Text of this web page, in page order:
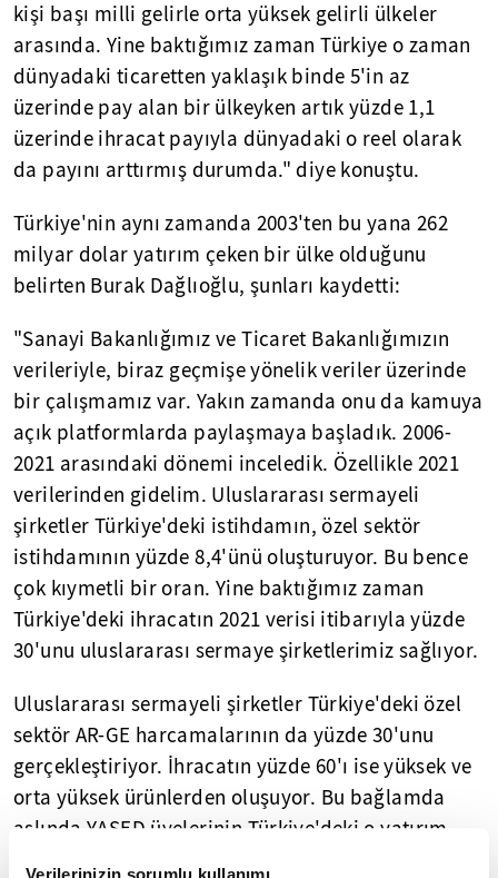
Verilerinizin sorumlu kullanımı
kişi başı milli gelirle orta yüksek gelirli ülkeler
arasında. Yine baktığımız zaman Türkiye o zaman
dünyadaki ticaretten yaklaşık binde 5'in az
üzerinde pay alan bir ülkeyken artık yüzde 1,1
üzerinde ihracat payıyla dünyadaki o reel olarak
da payını arttırmış durumda." diye konuştu.
Türkiye'nin aynı zamanda 2003'ten bu yana 262
milyar dolar yatırım çeken bir ülke olduğunu
belirten Burak Dağlıoğlu, şunları kaydetti:
"Sanayi Bakanlığımız ve Ticaret Bakanlığımızın
verileriyle, biraz geçmişe yönelik veriler üzerinde
bir çalışmamız var. Yakın zamanda onu da kamuya
açık platformlarda paylaşmaya başladık. 2006-
2021 arasındaki dönemi inceledik. Özellikle 2021
verilerinden gidelim. Uluslararası sermayeli
şirketler Türkiye'deki istihdamın, özel sektör
istihdamının yüzde 8,4'ünü oluşturuyor. Bu bence
çok kıymetli bir oran. Yine baktığımız zaman
Türkiye'deki ihracatın 2021 verisi itibarıyla yüzde
30'unu uluslararası sermaye şirketlerimiz sağlıyor.
Uluslararası sermayeli şirketler Türkiye'deki özel
sektör AR-GE harcamalarının da yüzde 30'unu
gerçekleştiriyor. İhracatın yüzde 60'ı ise yüksek ve
orta yüksek ürünlerden oluşuyor. Bu bağlamda
aslında YASED üyelerinin Türkiye'deki o yatırım